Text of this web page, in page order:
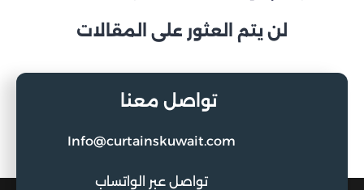
لن يتم العثور على المقالات
تواصل معنا
Info@curtainskuwait.com
تواصل عبر الواتساب